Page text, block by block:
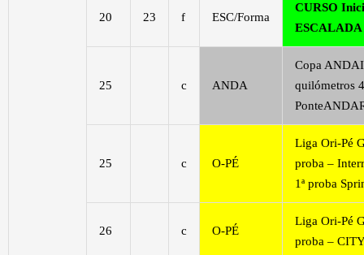
20 23 f ESC/Forma
CURSO
ESCALADA
25 c ANDA
Copa
quilómetros
25 c O-PÉ
Liga Ori-Pé
proba –
1ª proba
26 c O-PÉ
Liga Ori-Pé
proba –